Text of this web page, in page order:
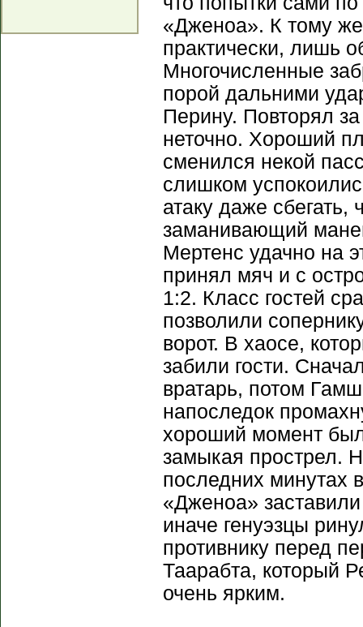
«Дженоа». К тому же
практически, лишь
Многочисленные
порой дальними
Перину. Повторял
неточно. Хороший
сменился некой
слишком
атаку даже
заманивающий
Мертенс удачно на
принял мяч и с
1:2. Класс гостей
позволили
ворот. В хаосе,
забили гости.
вратарь, потом
напоследок
хороший момент
замыкая прострел.
последних минутах
«Дженоа»
иначе генуэзцы
противнику перед
Таарабта, который
очень ярким.